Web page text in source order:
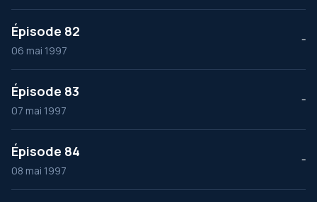
Épisode 82
06 mai 1997
--
Épisode 83
07 mai 1997
--
Épisode 84
08 mai 1997
--